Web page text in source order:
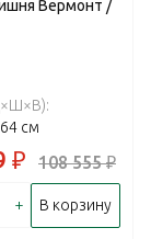
Вермонт /
см
₽ 108 555₽
+ В корзину